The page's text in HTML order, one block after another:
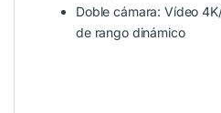
Doble cámara: Vídeo
de rango dinámico